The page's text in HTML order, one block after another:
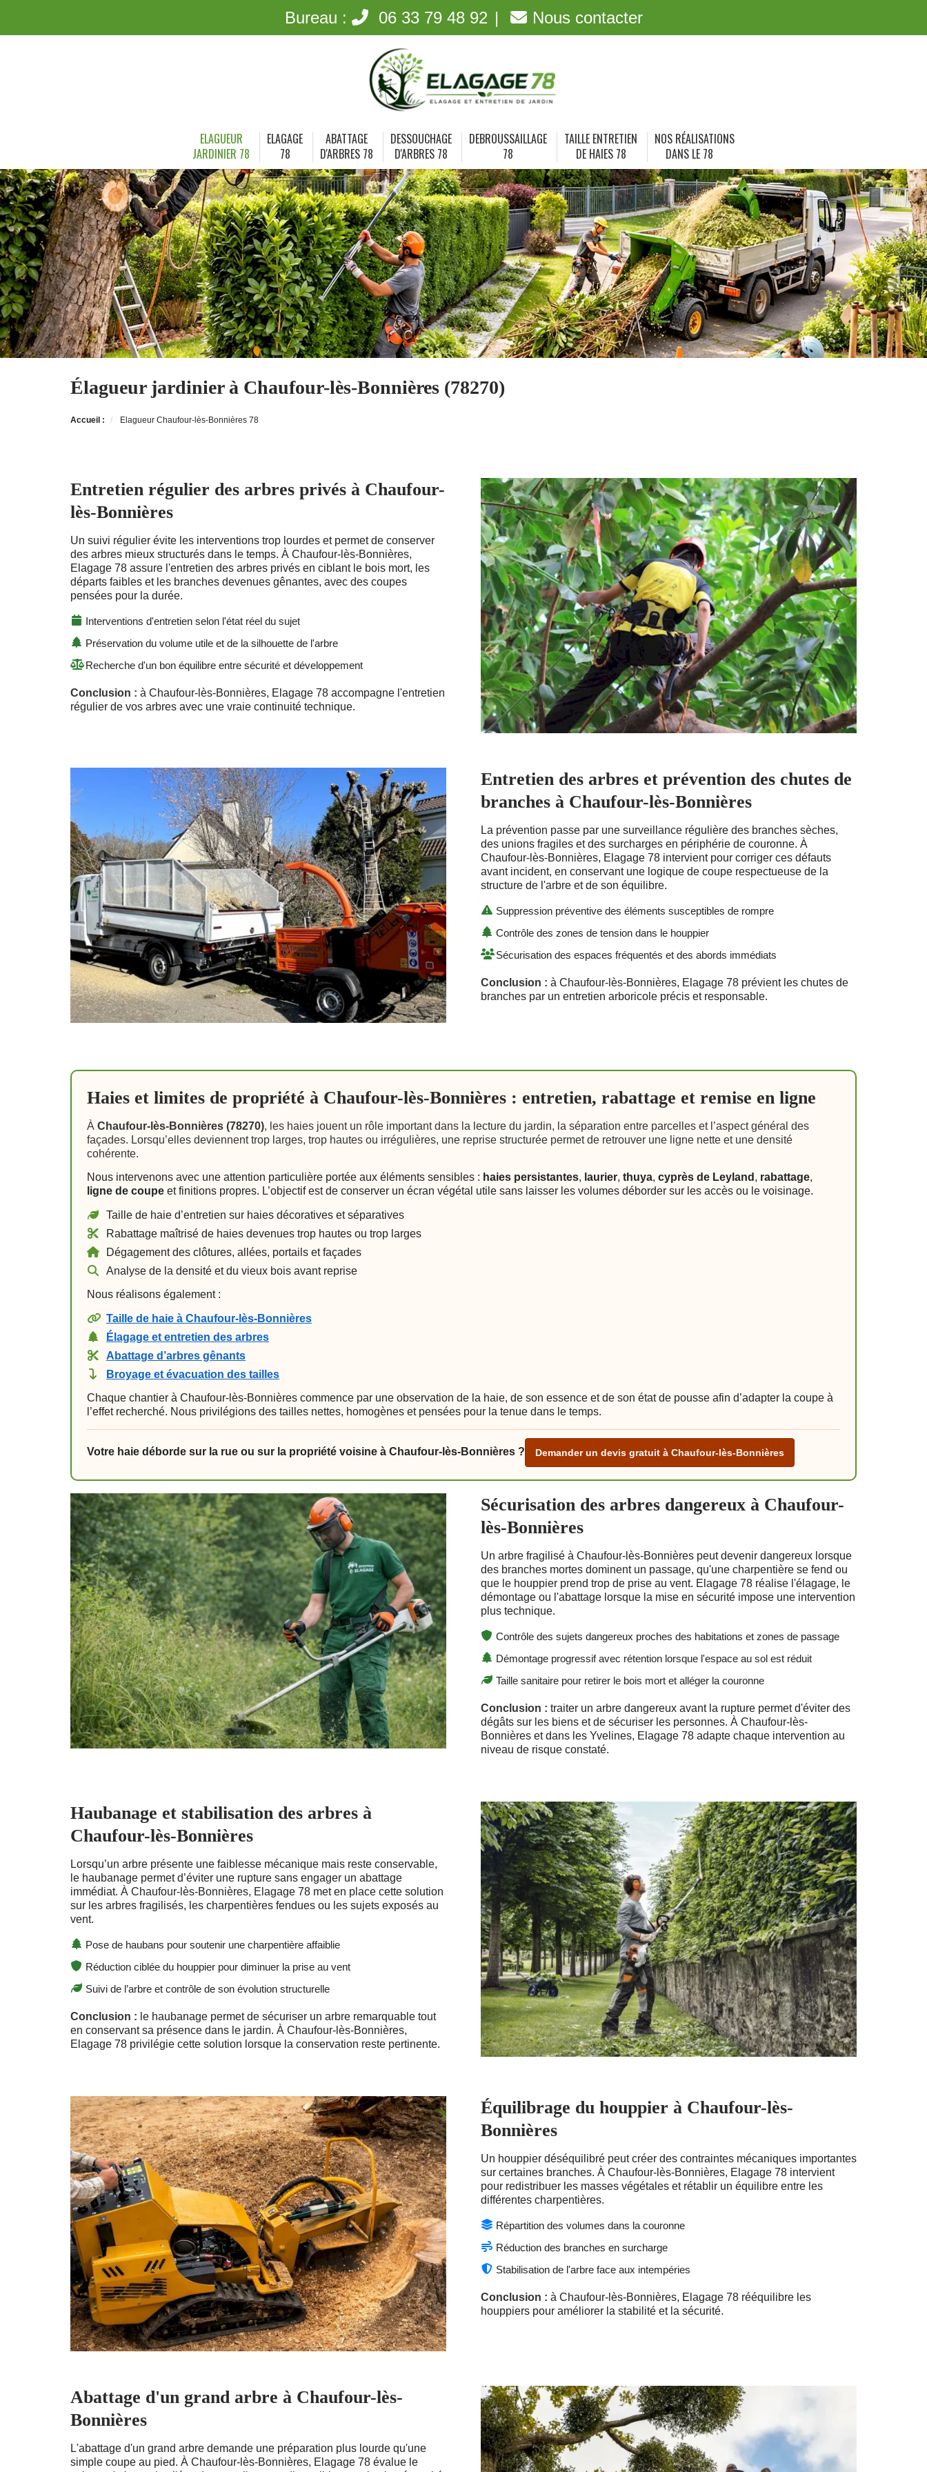
Bureau : 06 33 79 48 92 Nous contacter
ELAGUEUR
JARDINIER 78
ELAGAGE
78
ABATTAGE
D'ARBRES 78
DESSOUCHAGE
D'ARBRES 78
DEBROUSSAILLAGE
78
TAILLE ENTRETIEN
DE HAIES 78
NOS RÉALISATIONS
DANS LE 78
Élagueur jardinier à Chaufour-lès-Bonnières (78270)
Accueil : Elagueur Chaufour-lès-Bonnières 78
Entretien régulier des arbres privés à Chaufour-
lès-Bonnières
Un suivi régulier évite les interventions trop lourdes et permet de conserver
des arbres mieux structurés dans le temps. À Chaufour-lès-Bonnières,
Elagage 78 assure l'entretien des arbres privés en ciblant le bois mort, les
départs faibles et les branches devenues gênantes, avec des coupes
pensées pour la durée.
Interventions d'entretien selon l'état réel du sujet
Préservation du volume utile et de la silhouette de l'arbre
Recherche d'un bon équilibre entre sécurité et développement
Conclusion : à Chaufour-lès-Bonnières, Elagage 78 accompagne l'entretien
régulier de vos arbres avec une vraie continuité technique.
Entretien des arbres et prévention des chutes de
branches à Chaufour-lès-Bonnières
La prévention passe par une surveillance régulière des branches sèches,
des unions fragiles et des surcharges en périphérie de couronne. À
Chaufour-lès-Bonnières, Elagage 78 intervient pour corriger ces défauts
avant incident, en conservant une logique de coupe respectueuse de la
structure de l'arbre et de son équilibre.
Suppression préventive des éléments susceptibles de rompre
Contrôle des zones de tension dans le houppier
Sécurisation des espaces fréquentés et des abords immédiats
Conclusion : à Chaufour-lès-Bonnières, Elagage 78 prévient les chutes de
branches par un entretien arboricole précis et responsable.
Haies et limites de propriété à Chaufour-lès-Bonnières : entretien, rabattage et remise en ligne
À Chaufour-lès-Bonnières (78270), les haies jouent un rôle important dans la lecture du jardin, la séparation entre parcelles et l’aspect général des
façades. Lorsqu’elles deviennent trop larges, trop hautes ou irrégulières, une reprise structurée permet de retrouver une ligne nette et une densité
cohérente.
Nous intervenons avec une attention particulière portée aux éléments sensibles : haies persistantes, laurier, thuya, cyprès de Leyland , rabattage,
ligne de coupe et finitions propres. L’objectif est de conserver un écran végétal utile sans laisser les volumes déborder sur les accès ou le voisinage.
Taille de haie d’entretien sur haies décoratives et séparatives
Rabattage maîtrisé de haies devenues trop hautes ou trop larges
Dégagement des clôtures, allées, portails et façades
Analyse de la densité et du vieux bois avant reprise
Nous réalisons également :
Taille de haie à Chaufour-lès-Bonnières
Élagage et entretien des arbres
Abattage d’arbres gênants
Broyage et évacuation des tailles
Chaque chantier à Chaufour-lès-Bonnières commence par une observation de la haie, de son essence et de son état de pousse afin d’adapter la coupe à
l’effet recherché. Nous privilégions des tailles nettes, homogènes et pensées pour la tenue dans le temps.
Votre haie déborde sur la rue ou sur la propriété voisine à Chaufour-lès-Bonnières ? Demander un devis gratuit à Chaufour-lès-Bonnières
Sécurisation des arbres dangereux à Chaufour-
lès-Bonnières
Un arbre fragilisé à Chaufour-lès-Bonnières peut devenir dangereux lorsque
des branches mortes dominent un passage, qu'une charpentière se fend ou
que le houppier prend trop de prise au vent. Elagage 78 réalise l'élagage, le
démontage ou l'abattage lorsque la mise en sécurité impose une intervention
plus technique.
Contrôle des sujets dangereux proches des habitations et zones de passage
Démontage progressif avec rétention lorsque l'espace au sol est réduit
Taille sanitaire pour retirer le bois mort et alléger la couronne
Conclusion : traiter un arbre dangereux avant la rupture permet d'éviter des
dégâts sur les biens et de sécuriser les personnes. À Chaufour-lès-
Bonnières et dans les Yvelines, Elagage 78 adapte chaque intervention au
niveau de risque constaté.
Haubanage et stabilisation des arbres à
Chaufour-lès-Bonnières
Lorsqu’un arbre présente une faiblesse mécanique mais reste conservable,
le haubanage permet d’éviter une rupture sans engager un abattage
immédiat. À Chaufour-lès-Bonnières, Elagage 78 met en place cette solution
sur les arbres fragilisés, les charpentières fendues ou les sujets exposés au
vent.
Pose de haubans pour soutenir une charpentière affaiblie
Réduction ciblée du houppier pour diminuer la prise au vent
Suivi de l’arbre et contrôle de son évolution structurelle
Conclusion : le haubanage permet de sécuriser un arbre remarquable tout
en conservant sa présence dans le jardin. À Chaufour-lès-Bonnières,
Elagage 78 privilégie cette solution lorsque la conservation reste pertinente.
Équilibrage du houppier à Chaufour-lès-
Bonnières
Un houppier déséquilibré peut créer des contraintes mécaniques importantes
sur certaines branches. À Chaufour-lès-Bonnières, Elagage 78 intervient
pour redistribuer les masses végétales et rétablir un équilibre entre les
différentes charpentières.
Répartition des volumes dans la couronne
Réduction des branches en surcharge
Stabilisation de l'arbre face aux intempéries
Conclusion : à Chaufour-lès-Bonnières, Elagage 78 rééquilibre les
houppiers pour améliorer la stabilité et la sécurité.
Abattage d'un grand arbre à Chaufour-lès-
Bonnières
L'abattage d'un grand arbre demande une préparation plus lourde qu'une
simple coupe au pied. À Chaufour-lès-Bonnières, Elagage 78 évalue le